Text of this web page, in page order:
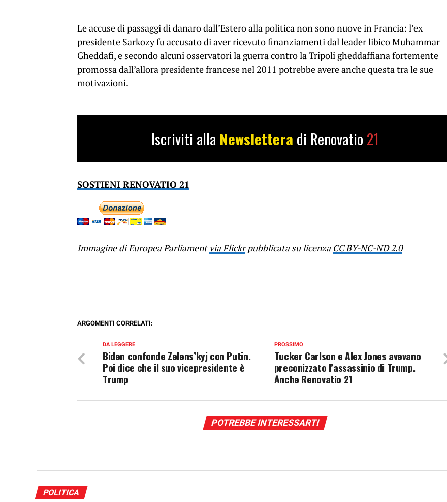
Le accuse di passaggi di danaro dall’Estero alla politica non sono nuove in Francia: l’ex
presidente Sarkozy fu accusato di aver ricevuto finanziamenti dal leader libico Muhammar
Gheddafi, e secondo alcuni osservatori la guerra contro la Tripoli gheddaffiana fortemente
promossa dall’allora presidente francese nel 2011 potrebbe avere anche questa tra le sue
motivazioni.
Iscriviti alla Newslettera di Renovatio 21
SOSTIENI RENOVATIO 21
Immagine di Europea Parliament via Flickrpubblicata su licenza CC BY-NC-ND 2.0
ARGOMENTI CORRELATI:
PROSSIMO
Tucker Carlson e Alex Jones avevano
preconizzato l’assassinio di Trump.
Anche Renovatio 21
DA LEGGERE
Biden confonde Zelens’kyj con Putin.
Poi dice che il suo vicepresidente è
Trump
POTREBBE INTERESSARTI
POLITICA